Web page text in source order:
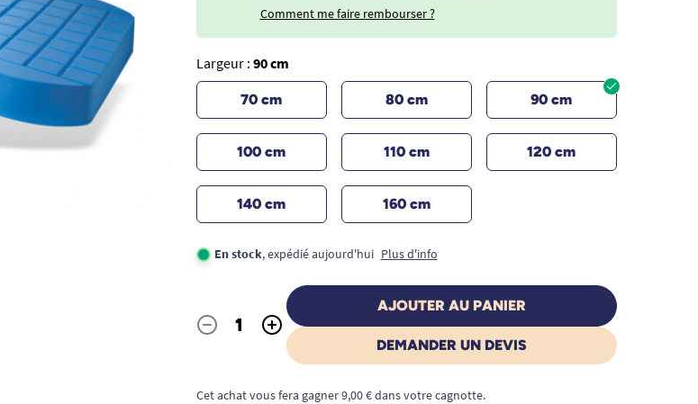
Comment me faire rembourser ?
Largeur : 90 cm
70 cm 80 cm 90 cm
100 cm 110 cm 120 cm
140 cm 160 cm
En stock, expédié aujourd'hui Plus d'info
Quantité
- +
AJOUTER AU PANIER
DEMANDER UN DEVIS
Cet achat vous fera gagner 9,00 € dans votre cagnotte.